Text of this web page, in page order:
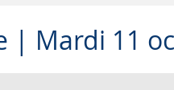
| Mardi 11